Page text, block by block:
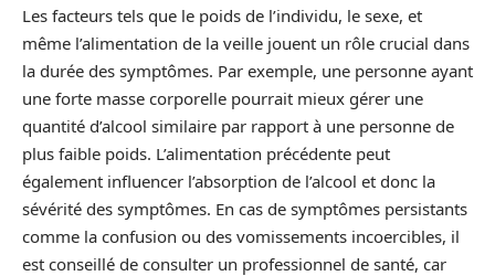
Les facteurs tels que le poids de l’individu, le sexe, et
même l’alimentation de la veille jouent un rôle crucial dans
la durée des symptômes. Par exemple, une personne ayant
une forte masse corporelle pourrait mieux gérer une
quantité d’alcool similaire par rapport à une personne de
plus faible poids. L’alimentation précédente peut
également influencer l’absorption de l’alcool et donc la
sévérité des symptômes. En cas de symptômes persistants
comme la confusion ou des vomissements incoercibles, il
est conseillé de consulter un professionnel de santé, car